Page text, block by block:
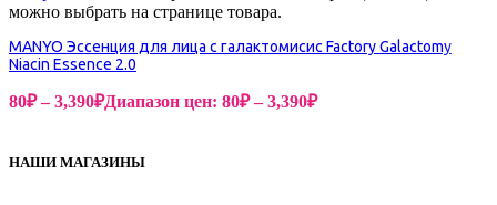
можно выбрать на странице товара.
MANYO Эссенция для лица с галактомисис Factory Galactomy
Niacin Essence 2.0
80₽ – 3,390₽Диапазон цен: 80₽ – 3,390₽
НАШИ МАГАЗИНЫ